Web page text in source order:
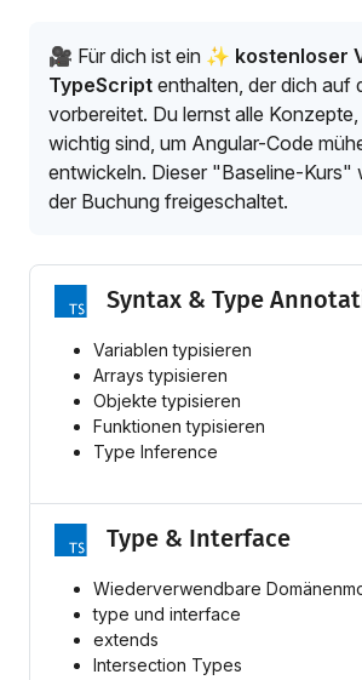
🎥 Für dich ist ein ✨ kostenloser
TypeScript enthalten, der dich auf
vorbereitet. Du lernst alle
wichtig sind, um Angular-Code
entwickeln. Dieser "Baseline-Kurs"
der Buchung freigeschaltet.
Syntax & Type
Variablen typisieren
Arrays typisieren
Objekte typisieren
Funktionen typisieren
Type Inference
Type & Interface
Wiederverwendbare
type und interface
extends
Intersection Types